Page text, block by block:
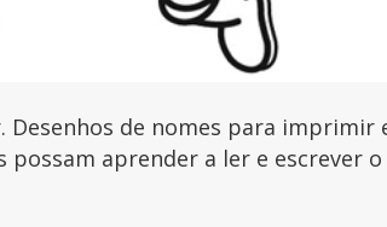
Desenhos de nomes para imprimir
aprender a ler e escrever o